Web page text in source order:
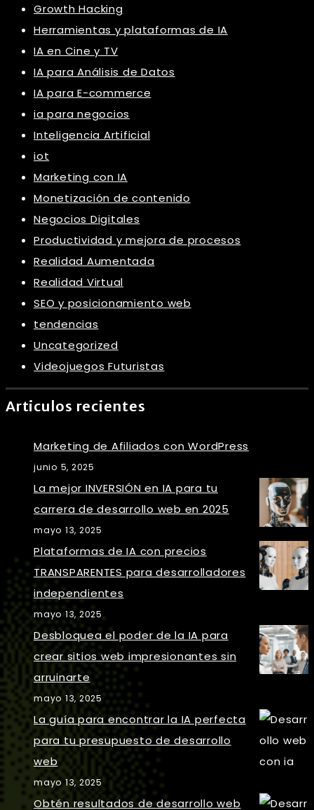
Growth Hacking
Herramientas y plataformas de IA
IA en Cine y TV
IA para Análisis de Datos
IA para E-commerce
ia para negocios
Inteligencia Artificial
iot
Marketing con IA
Monetización de contenido
Negocios Digitales
Productividad y mejora de procesos
Realidad Aumentada
Realidad Virtual
SEO y posicionamiento web
tendencias
Uncategorized
Videojuegos Futuristas
Articulos recientes
Marketing de Afiliados con WordPress
junio 5, 2025
La mejor INVERSIÓN en IA para tu
carrera de desarrollo web en 2025
mayo 13, 2025
Plataformas de IA con precios
TRANSPARENTES para desarrolladores
independientes
mayo 13, 2025
Desbloquea el poder de la IA para
crear sitios web impresionantes sin
arruinarte
mayo 13, 2025
La guía para encontrar la IA perfecta
para tu presupuesto de desarrollo
web
mayo 13, 2025
Obtén resultados de desarrollo web